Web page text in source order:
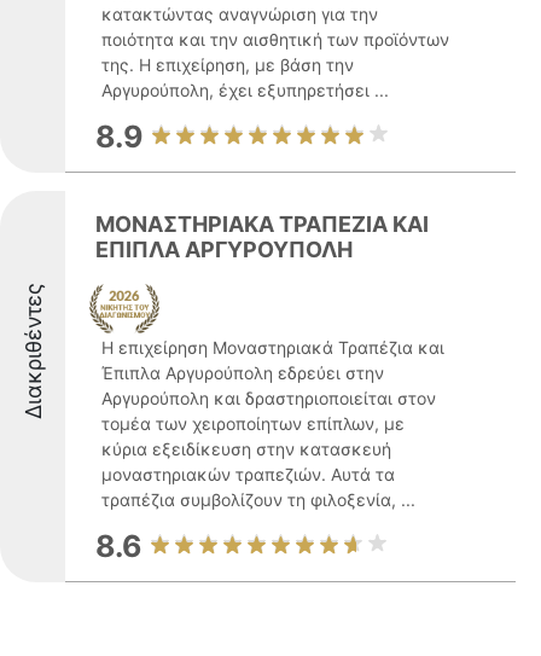
κατακτώντας αναγνώριση για την
ποιότητα και την αισθητική των προϊόντων
της. Η επιχείρηση, με βάση την
Αργυρούπολη, έχει εξυπηρετήσει ...
8.9
Διακριθέντες
ΜΟΝΑΣΤΗΡΙΑΚΑ ΤΡΑΠΕΖΙΑ ΚΑΙ
ΕΠΙΠΛΑ ΑΡΓΥΡΟΥΠΟΛΗ
Η επιχείρηση Μοναστηριακά Τραπέζια και
Έπιπλα Αργυρούπολη εδρεύει στην
Αργυρούπολη και δραστηριοποιείται στον
τομέα των χειροποίητων επίπλων, με
κύρια εξειδίκευση στην κατασκευή
μοναστηριακών τραπεζιών. Αυτά τα
τραπέζια συμβολίζουν τη φιλοξενία, ...
8.6